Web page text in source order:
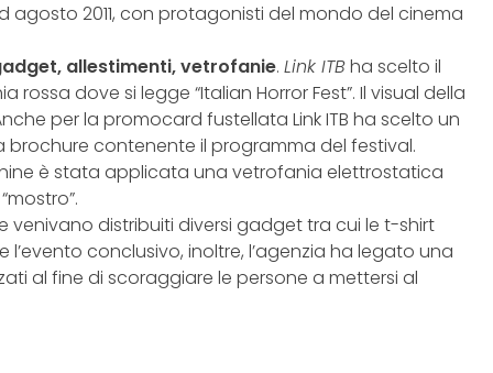
agosto 2011, con protagonisti del mondo del cinema
allestimenti, vetrofanie. Link ITBha scelto il
dove si legge “Italian Horror Fest”. Il visual della
per la promocard fustellata Link ITB ha scelto un
contenente il programma del festival.
è stata applicata una vetrofania elettrostatica
venivano distribuiti diversi gadget tra cui le t-shirt
conclusivo, inoltre, l’agenzia ha legato una
al fine di scoraggiare le persone a mettersi al